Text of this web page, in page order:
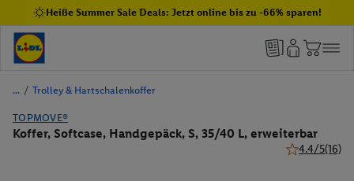
Heiße Summer Sale Deals: Jetzt online bis zu -66% sparen!
/ Trolley & Hartschalenkoffer
TOPMOVE®
Koffer, Softcase, Handgepäck, S, 35/40 L, erweiterbar
4.4/5(16)